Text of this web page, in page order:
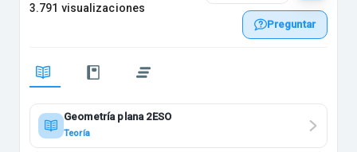
3.791 visualizaciones
Preguntar
Geometría plana 2ESO
Teoría